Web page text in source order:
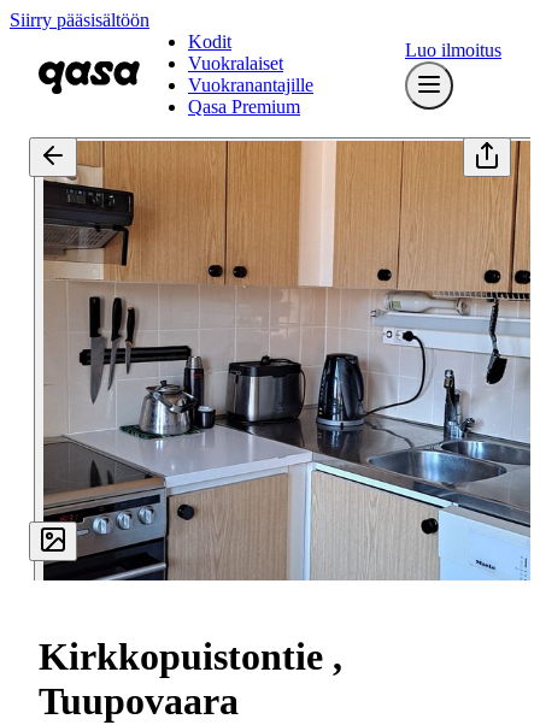
Siirry pääsisältöön
Kodit
Vuokralaiset
Vuokranantajille
Qasa Premium
Luo ilmoitus
Kirkkopuistontie ,
Tuupovaara